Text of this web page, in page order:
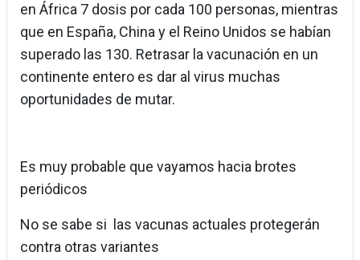
en África 7 dosis por cada 100 personas, mientras
que en España, China y el Reino Unidos se habían
superado las 130. Retrasar la vacunación en un
continente entero es dar al virus muchas
oportunidades de mutar.
Es muy probable que vayamos hacia brotes
periódicos
No se sabe si las vacunas actuales protegerán
contra otras variantes